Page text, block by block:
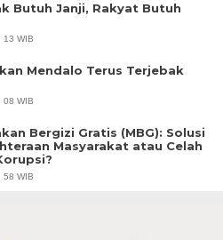
Butuh Janji, Rakyat Butuh
13 WIB
Mendalo Terus Terjebak
08 WIB
Bergizi Gratis (MBG): Solusi
Masyarakat atau Celah
58 WIB